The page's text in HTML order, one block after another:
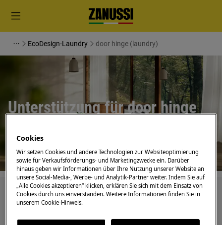
EcoDesign-Laundry door hinge (laundry)
Unterstützung für door hinge
Suchen Sie in unseren Support-Artikeln
Cookies
Wir setzen Cookies und andere Technologien zur Websiteoptimierung
sowie für Verkaufsförderungs- und Marketingzwecke ein. Darüber
hinaus geben wir Informationen über Ihre Nutzung unserer Website an
unsere Social-Media-, Werbe- und Analytik-Partner weiter. Indem Sie auf
„Alle Cookies akzeptieren“ klicken, erklären Sie sich mit dem Einsatz von
Cookies durch uns einverstanden. Weitere Informationen finden Sie in
unserem Cookie-Hinweis.